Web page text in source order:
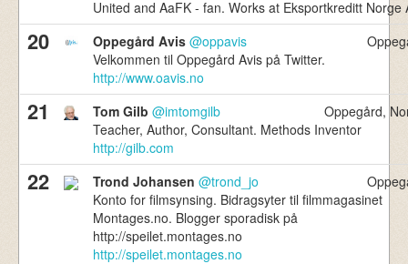
United and AaFK - fan. Works at Eksportkreditt Norge
20 Oppegård Avis @oppavis
Velkommen til Oppegård Avis på Twitter.
http://www.oavis.no
21 Tom Gilb @imtomgilb
Oppegård,
Teacher, Author, Consultant. Methods Inventor
http://gilb.com
22 Trond Johansen @trond_jo
Konto for filmsynsing. Bidragsyter til filmmagasinet
Montages.no. Blogger sporadisk på
http://speilet.montages.no
http://speilet.montages.no